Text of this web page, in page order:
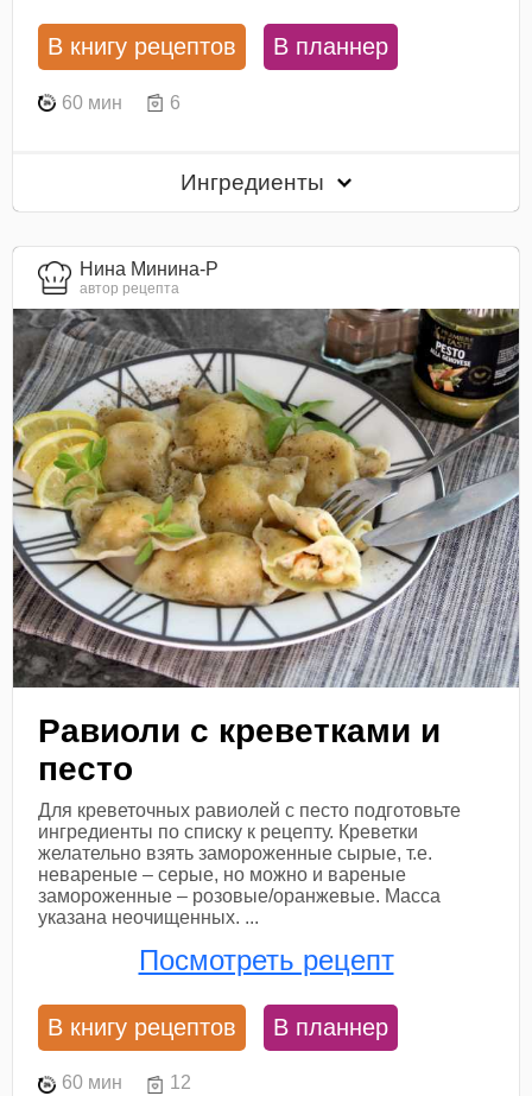
В книгу рецептов В планнер
60 мин 6
Ингредиенты
Нина Минина-Р
автор рецепта
Равиоли с креветками и
песто
Для креветочных равиолей с песто подготовьте
ингредиенты по списку к рецепту. Креветки
желательно взять замороженные сырые, т.е.
невареные – серые, но можно и вареные
замороженные – розовые/оранжевые. Масса
указана неочищенных. ...
Посмотреть рецепт
В книгу рецептов В планнер
60 мин 12